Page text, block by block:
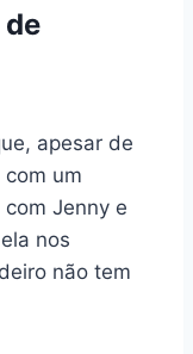
apesar de
um
Jenny e
nos
não tem